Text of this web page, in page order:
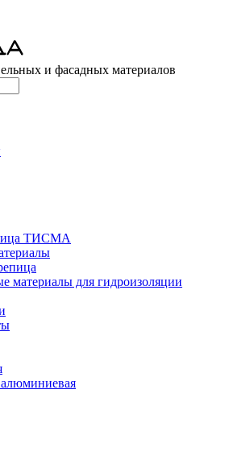
и фасадных материалов
ТИСМА
материалы для гидроизоляции